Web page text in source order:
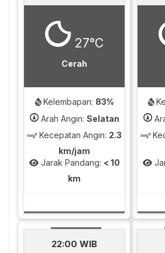
27°C
Cerah
Kelembapan: 83%
Arah Angin: Selatan
Kecepatan Angin: 2.3
km/jam
Jarak Pandang: < 10
km
22:00 WIB